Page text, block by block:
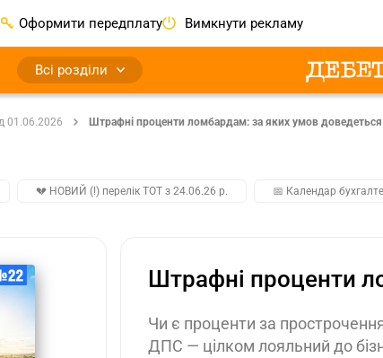
Оформити передплату Вимкнути рекламу
Всі розділи
01.06.2026 Штрафні проценти ломбардам: за яких умов
💔 НОВИЙ (!) перелік ТОТ з 24.06.26 р. 📅 Календар
Штрафні проценти
Чи є проценти за
ДПС — цілком лояльний до